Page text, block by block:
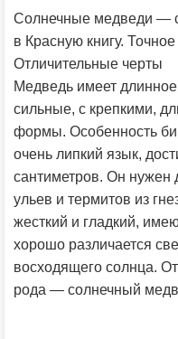
Солнечные медведи —
в Красную книгу.
Отличительные черты
Медведь имеет
сильные, с крепкими,
формы. Особенность
очень липкий язык,
сантиметров. Он нужен
ульев и термитов из
жесткий и гладкий,
хорошо различается
восходящего солнца.
рода — солнечный